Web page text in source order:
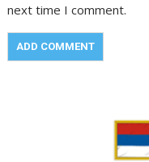
next time I comment.